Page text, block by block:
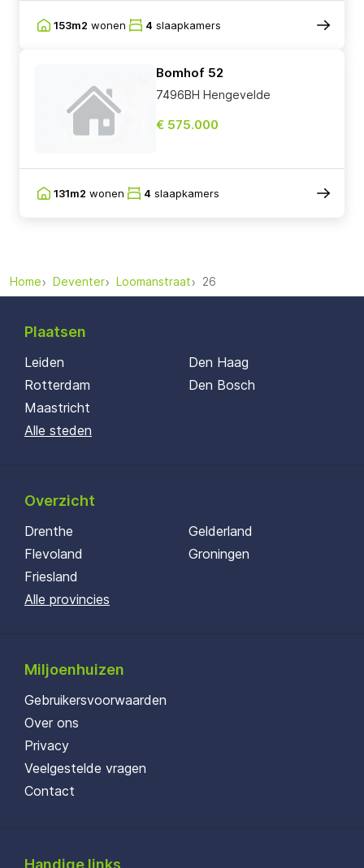
153m2 wonen 4 slaapkamers
Bomhof 52
7496BH Hengevelde
€ 575.000
131m2 wonen 4 slaapkamers
Home Deventer Loomanstraat 26
Plaatsen
Leiden
Rotterdam
Maastricht
Den Haag
Den Bosch
Alle steden
Overzicht
Drenthe
Flevoland
Friesland
Gelderland
Groningen
Alle provincies
Miljoenhuizen
Gebruikersvoorwaarden
Over ons
Privacy
Veelgestelde vragen
Contact